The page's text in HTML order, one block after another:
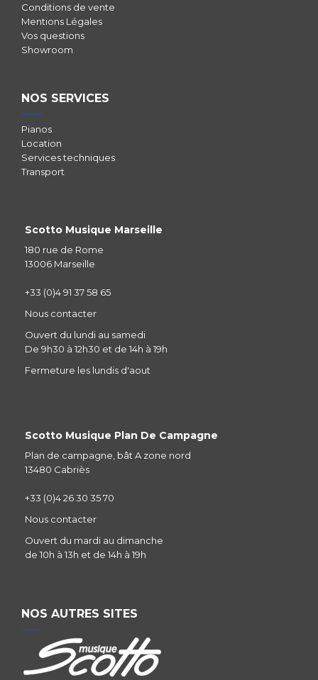
Conditions de vente
Mentions Légales
Vos questions
Showroom
NOS SERVICES
Pianos
Location
Services techniques
Transport
Scotto Musique Marseille
180 rue de Rome
13006 Marseille
+33 (0)4 91 37 58 65
Nous contacter
Ouvert du lundi au samedi
De 9h30 à 12h30 et de 14h à 19h
Fermeture les lundis d'aout
Scotto Musique Plan De Campagne
Plan de campagne, bât A zone nord
13480 Cabriès
+33 (0)4 26 30 35 70
Nous contacter
Ouvert du mardi au dimanche
de 10h à 13h et de 14h à 19h
NOS AUTRES SITES